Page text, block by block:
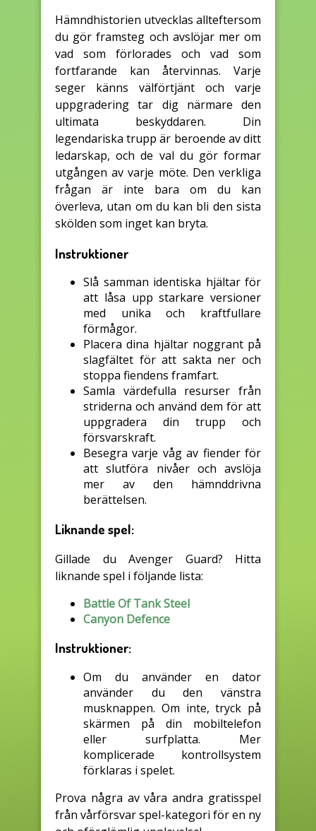
Hämndhistorien utvecklas allteftersom
du gör framsteg och avslöjar mer om
vad som förlorades och vad som
fortfarande kan återvinnas. Varje
seger känns välförtjänt och varje
uppgradering tar dig närmare den
ultimata beskyddaren. Din
legendariska trupp är beroende av ditt
ledarskap, och de val du gör formar
utgången av varje möte. Den verkliga
frågan är inte bara om du kan
överleva, utan om du kan bli den sista
skölden som inget kan bryta.
Instruktioner
Slå samman identiska hjältar för
att låsa upp starkare versioner
med unika och kraftfullare
förmågor.
Placera dina hjältar noggrant på
slagfältet för att sakta ner och
stoppa fiendens framfart.
Samla värdefulla resurser från
striderna och använd dem för att
uppgradera din trupp och
försvarskraft.
Besegra varje våg av fiender för
att slutföra nivåer och avslöja
mer av den hämnddrivna
berättelsen.
Liknande spel:
Gillade du Avenger Guard? Hitta
liknande spel i följande lista:
Battle Of Tank Steel
Canyon Defence
Instruktioner:
Om du använder en dator
använder du den vänstra
musknappen. Om inte, tryck på
skärmen på din mobiltelefon
eller surfplatta. Mer
komplicerade kontrollsystem
förklaras i spelet.
Prova några av våra andra gratisspel
från vårförsvar spel-kategori för en ny